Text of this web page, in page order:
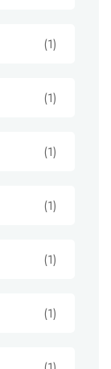
(1)
(1)
(1)
(1)
(1)
(1)